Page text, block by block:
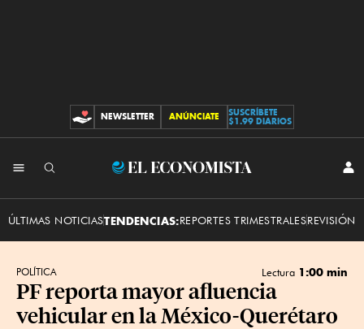
CONTRIBUCIONES
NEWSLETTER ANÚNCIATE
SUSCRÍBETE
$1.99 DIARIOS
El
ÚLTIMAS NOTICIASTENDENCIAS:REPORTES TRIMESTRALESREVISIÓN
POLÍTICA Lectura 1:00 min
PF reporta mayor afluencia
vehicular en la México-Querétaro